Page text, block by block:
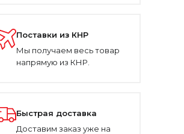
Поставки из КНР
Мы получаем весь товар
напрямую из КНР.
Быстрая доставка
Доставим заказ уже на